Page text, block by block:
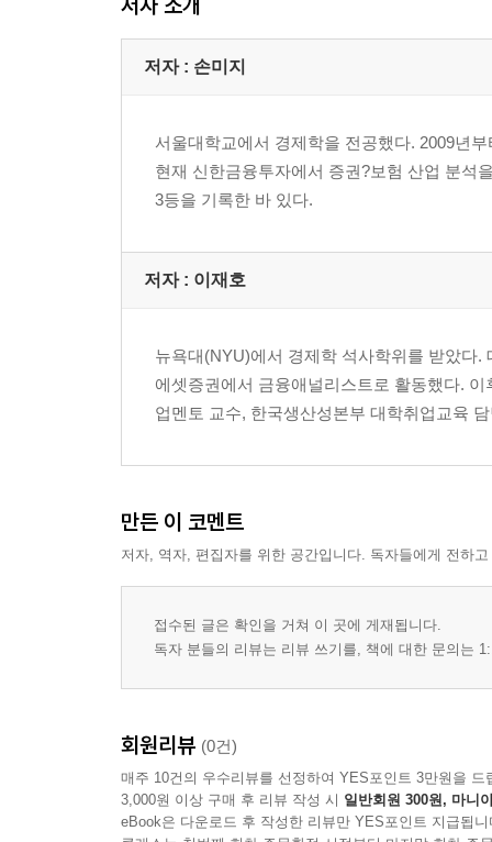
저자 : 손미지
서울대학교에서 경제학을 전공했다. 2009년
현재 신한금융투자에서 증권?보험 산업 분석
3등을 기록한 바 있다.
저자 : 이재호
뉴욕대(NYU)에서 경제학 석사학위를 받았다
에셋증권에서 금융애널리스트로 활동했다.
업멘토 교수, 한국생산성본부 대학취업교육
만든 이 코멘트
저자, 역자, 편집자를 위한 공간입니다. 독자들에게 전하
접수된 글은 확인을 거쳐 이 곳에 게재됩니다.
독자 분들의 리뷰는 리뷰 쓰기를, 책에 대한 문의는
회원리뷰 (0건)
매주 10건의 우수리뷰를 선정하여 YES포인트 3만원을 드
3,000원 이상 구매 후 리뷰 작성 시 일반회원 300원, 마니
eBook은 다운로드 후 작성한 리뷰만 YES포인트 지급됩니